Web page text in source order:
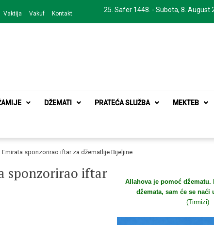
25. Safer 1448. - Subota, 8. August
Vaktija Vakuf Kontakt
DŽEMATI PRATEĆA SLUŽBA MEKTEB
sponzorirao iftar za džematlije Bijeljine
sponzorirao iftar
Allahova je pomoć džematu.
džemata, sam će se naći
(Tirmizi)